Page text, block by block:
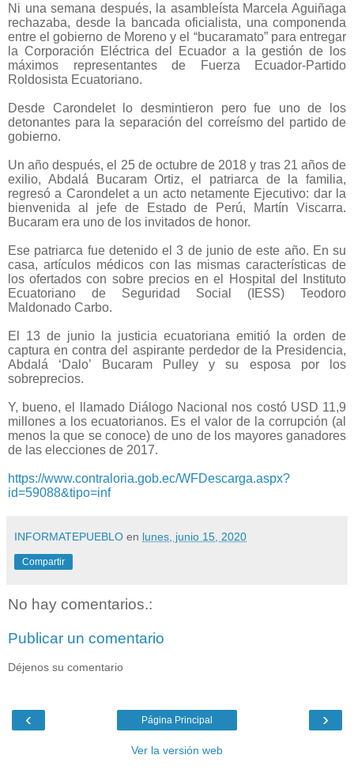
Ni una semana después, la asambleísta Marcela Aguiñaga
rechazaba, desde la bancada oficialista, una componenda
entre el gobierno de Moreno y el “bucaramato” para entregar
la Corporación Eléctrica del Ecuador a la gestión de los
máximos representantes de Fuerza Ecuador-Partido
Roldosista Ecuatoriano.
Desde Carondelet lo desmintieron pero fue uno de los
detonantes para la separación del correísmo del partido de
gobierno.
Un año después, el 25 de octubre de 2018 y tras 21 años de
exilio, Abdalá Bucaram Ortiz, el patriarca de la familia,
regresó a Carondelet a un acto netamente Ejecutivo: dar la
bienvenida al jefe de Estado de Perú, Martín Viscarra.
Bucaram era uno de los invitados de honor.
Ese patriarca fue detenido el 3 de junio de este año. En su
casa, artículos médicos con las mismas características de
los ofertados con sobre precios en el Hospital del Instituto
Ecuatoriano de Seguridad Social (IESS) Teodoro
Maldonado Carbo.
El 13 de junio la justicia ecuatoriana emitió la orden de
captura en contra del aspirante perdedor de la Presidencia,
Abdalá ‘Dalo’ Bucaram Pulley y su esposa por los
sobreprecios.
Y, bueno, el llamado Diálogo Nacional nos costó USD 11,9
millones a los ecuatorianos. Es el valor de la corrupción (al
menos la que se conoce) de uno de los mayores ganadores
de las elecciones de 2017.
https://www.contraloria.gob.ec/WFDescarga.aspx?
id=59088&tipo=inf
INFORMATEPUEBLO en lunes, junio 15, 2020
Compartir
No hay comentarios.:
Publicar un comentario
Déjenos su comentario
‹ ›
Página Principal
Ver la versión web